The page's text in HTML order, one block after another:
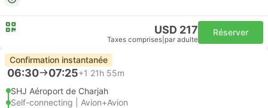
USD 217
Taxes comprises par adulte
Réserver
Confirmation instantanée
06:30 07:25+1 21h 55m
SHJ Aéroport de Charjah
Self-connecting | Avion+Avion